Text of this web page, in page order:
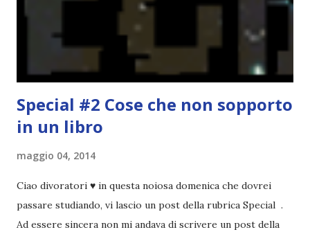
nessun giorno fisso, però - pubblicherò questo post.
Spero che la rubrica sia di vostro gradimento. GENNAIO
TBR+OBIETTIVI Questa è la mia tbr del mese...
Special #2 Cose che non sopporto
in un libro
maggio 04, 2014
Ciao divoratori ♥ in questa noiosa domenica che dovrei
passare studiando, vi lascio un post della rubrica Special .
Ad essere sincera non mi andava di scrivere un post della